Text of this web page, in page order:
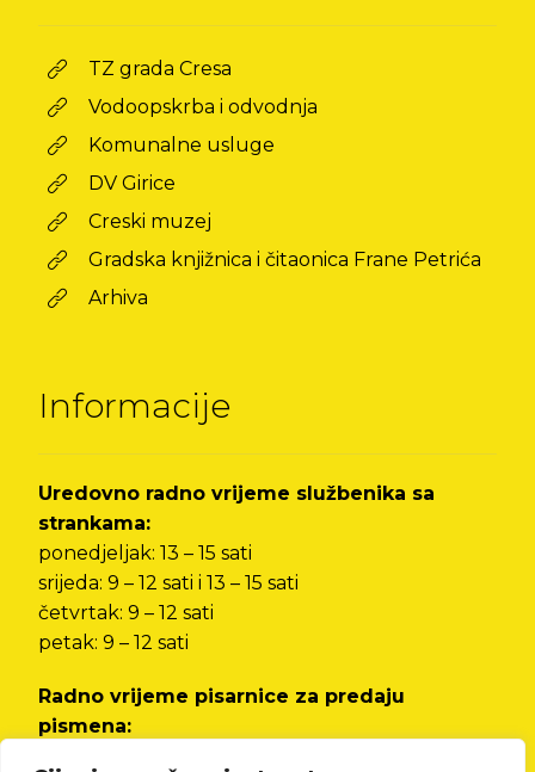
TZ grada Cresa
Vodoopskrba i odvodnja
Komunalne usluge
DV Girice
Creski muzej
Gradska knjižnica i čitaonica Frane Petrića
Arhiva
Informacije
Uredovno radno vrijeme službenika sa
strankama:
ponedjeljak: 13 – 15 sati
srijeda: 9 – 12 sati i 13 – 15 sati
četvrtak: 9 – 12 sati
petak: 9 – 12 sati
Radno vrijeme pisarnice za predaju
pismena: